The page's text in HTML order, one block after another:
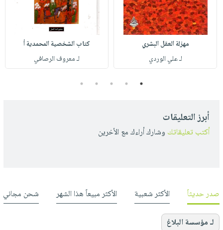
مهزلة العقل البشري
لـ علي الوردي
كتاب الشخصية المحمدية أ
لـ معروف الرصافي
1
2
3
4
5
أبرز التعليقات
أكتب تعليقاتك وشارك أراءك مع الأخرين
صدر حديثاً الأكثر شعبية الأكثر مبيعاً هذا الشهر شحن مجاني
لـ مؤسسة البلاغ